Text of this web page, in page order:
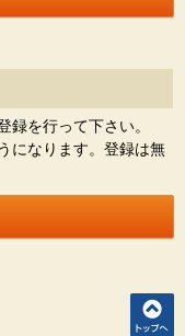
録を行って下さい。
になります。登録は無